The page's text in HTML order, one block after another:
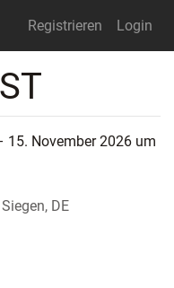
Registrieren Login
15. November 2026 um
DE